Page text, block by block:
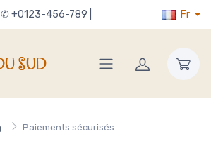
✆ +0123-456-789 | Fr
Paiements sécurisés